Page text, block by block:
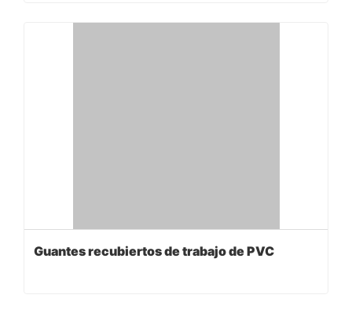
Guantes recubiertos de trabajo de PVC